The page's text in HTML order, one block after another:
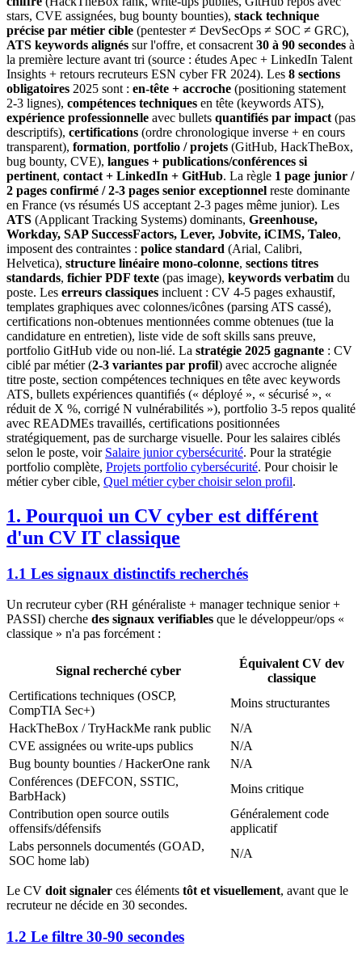
stars, CVE assignées, bug bounty bounties), stack technique
précise par métier cible (pentester ≠ DevSecOps ≠ SOC ≠ GRC),
ATS keywords alignés sur l'offre, et consacrent 30 à 90 secondes à
la première lecture avant tri (source : études Apec + LinkedIn Talent
Insights + retours recruteurs ESN cyber FR 2024). Les 8 sections
obligatoires 2025 sont : en-tête + accroche (positioning statement
2-3 lignes), compétences techniques en tête (keywords ATS),
expérience professionnelle avec bullets quantifiés par impact (pas
descriptifs), certifications (ordre chronologique inverse + en cours
transparent), formation, portfolio / projets (GitHub, HackTheBox,
bug bounty, CVE), langues + publications/conférences si
pertinent, contact + LinkedIn + GitHub. La règle 1 page junior /
2 pages confirmé / 2-3 pages senior exceptionnel reste dominante
en France (vs résumés US acceptant 2-3 pages même junior). Les
ATS (Applicant Tracking Systems) dominants, Greenhouse,
Workday, SAP SuccessFactors, Lever, Jobvite, iCIMS, Taleo,
imposent des contraintes : police standard (Arial, Calibri,
Helvetica), structure linéaire mono-colonne, sections titres
standards, fichier PDF texte (pas image), keywords verbatim du
poste. Les erreurs classiques incluent : CV 4-5 pages exhaustif,
templates graphiques avec colonnes/icônes (parsing ATS cassé),
certifications non-obtenues mentionnées comme obtenues (tue la
candidature en entretien), liste vide de soft skills sans preuve,
portfolio GitHub vide ou non-lié. La stratégie 2025 gagnante : CV
ciblé par métier (2-3 variantes par profil) avec accroche alignée
titre poste, section compétences techniques en tête avec keywords
ATS, bullets expériences quantifiés (« déployé », « sécurisé », «
réduit de X %, corrigé N vulnérabilités »), portfolio 3-5 repos qualité
avec READMEs travaillés, certifications positionnées
stratégiquement, pas de surcharge visuelle. Pour les salaires ciblés
selon le poste, voir Salaire junior cybersécurité. Pour la stratégie
portfolio complète, Projets portfolio cybersécurité. Pour choisir le
métier cyber cible, Quel métier cyber choisir selon profil.
1. Pourquoi un CV cyber est différent
d'un CV IT classique
1.1 Les signaux distinctifs recherchés
Un recruteur cyber (RH généraliste + manager technique senior +
PASSI) cherche des signaux verifiables que le développeur/ops «
classique » n'a pas forcément :
Signal recherché cyber
Équivalent CV dev
classique
Certifications techniques (OSCP,
CompTIA Sec+)
Moins structurantes
HackTheBox / TryHackMe rank public
N/A
CVE assignées ou write-ups publics
N/A
Bug bounty bounties / HackerOne rank
N/A
Conférences (DEFCON, SSTIC,
BarbHack)
Moins critique
Contribution open source outils
offensifs/défensifs
Généralement code
applicatif
Labs personnels documentés (GOAD,
SOC home lab)
N/A
Le CV doit signaler ces éléments tôt et visuellement, avant que le
recruteur ne décide en 30 secondes.
1.2 Le filtre 30-90 secondes